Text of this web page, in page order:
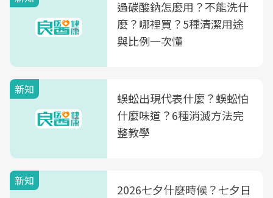
過碳酸鈉怎麼用？不能洗什
麼？哪裡買？5種清潔用途
與比例一次懂
新知
蜈蚣出現代表什麼？蜈蚣怕
什麼味道？6種消滅方法完
整教學
新知
2026七夕什麼時候？七夕日